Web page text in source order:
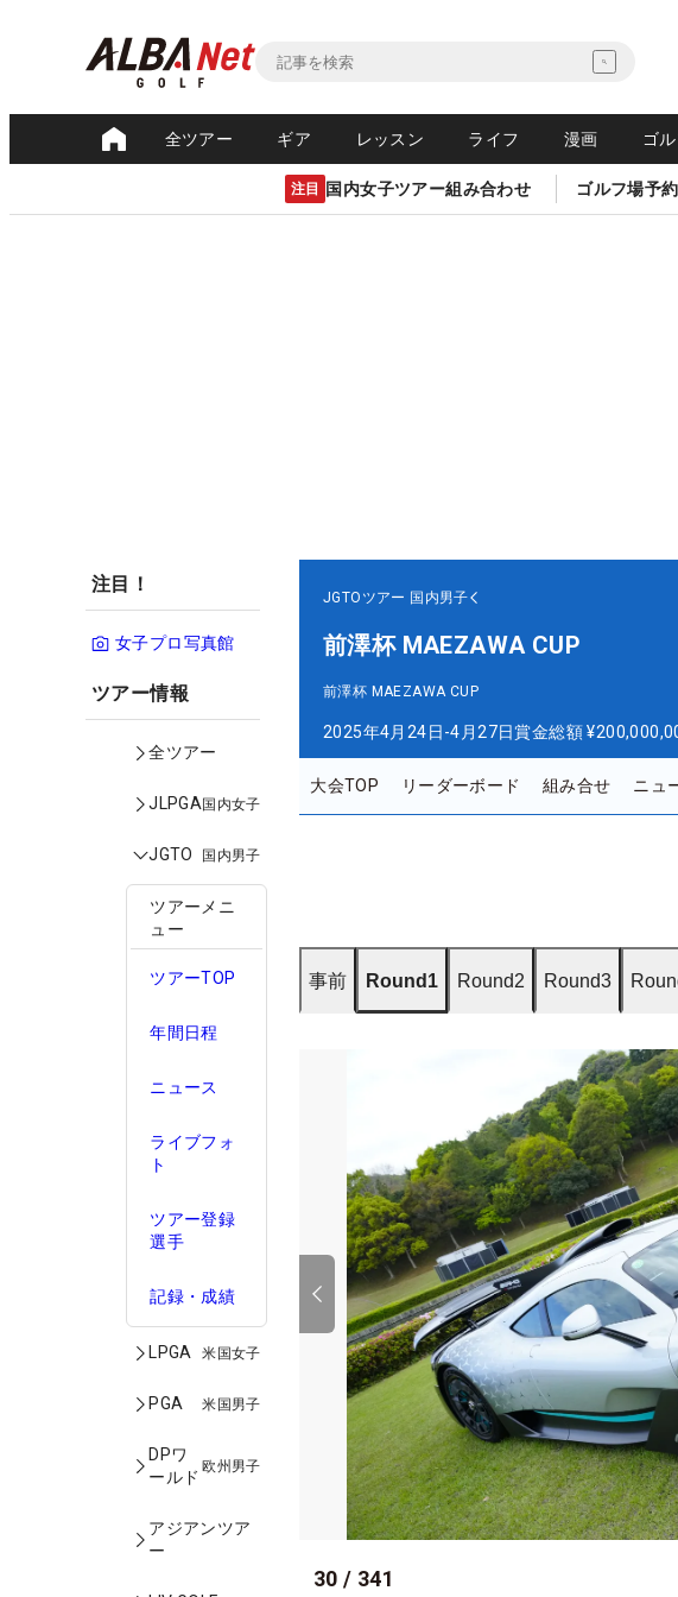
全ツアー ギア レッスン ライフ 漫画 ゴ
注目 国内女子ツアー組み合わせ ゴルフ場予
注目！
女子プロ写真館
ツアー情報
全ツアー
JLPGA国内女子
JGTO 国内男子
ツアーメニ
ュー
ツアーTOP
年間日程
ニュース
ライブフォ
ト
ツアー登録
選手
記録・成績
LPGA 米国女子
PGA 米国男子
DPワ
ールド
欧州男子
アジアンツア
ー
JGTOツアー 国内男子
前澤杯 MAEZAWA CUP
前澤杯 MAEZAWA CUP
2025年4月24日-4月27日賞金総額
大会TOP リーダーボード 組み合せ ニュ
事前 Round1 Round2 Round3
30 / 341